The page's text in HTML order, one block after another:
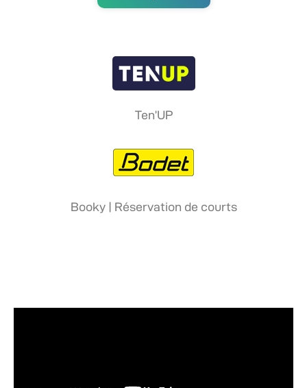
Ten’UP
Booky | Réservation de courts